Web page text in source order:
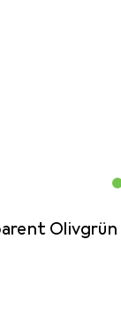
Olivgrün